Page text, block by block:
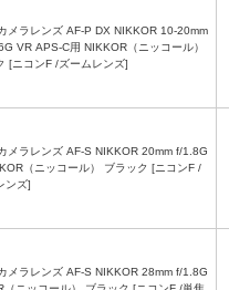
VR APS-C用 NIKKOR（ニッコール）
[ニコンF /ズームレンズ]
（ニッコール） ブラック [ニコンF /
ンズ]